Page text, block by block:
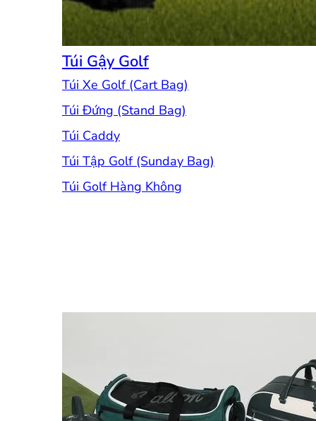
Túi Gậy Golf
Túi Xe Golf (Cart Bag)
Túi Đứng (Stand Bag)
Túi Caddy
Túi Tập Golf (Sunday Bag)
Túi Golf Hàng Không